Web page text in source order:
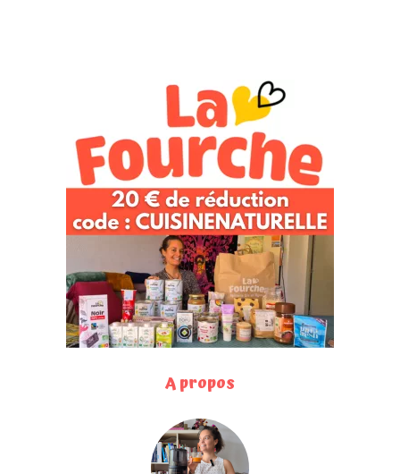
A propos